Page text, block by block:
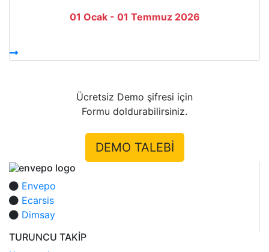
01 Ocak - 01 Temmuz 2026
Ücretsiz Demo şifresi için
Formu doldurabilirsiniz.
DEMO TALEBİ
Envepo
Ecarsis
Dimsay
TURUNCU TAKİP